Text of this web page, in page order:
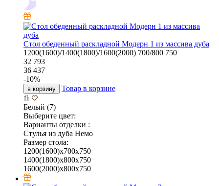
Стол обеденный раскладной Модерн 1 из массива дуба
1200(1600)/1400(1800)/1600(2000) 700/800 750
32 793
36 437
-10%
в корзину Товар в корзине
Белый (7)
Выберите цвет:
Варианты отделки :
Стулья из дуба Немо
Размер стола:
1200(1600)х700х750
1400(1800)х800х750
1600(2000)х800х750